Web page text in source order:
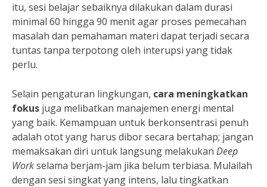
itu, sesi belajar sebaiknya dilakukan dalam durasi
minimal 60 hingga 90 menit agar proses pemecahan
masalah dan pemahaman materi dapat terjadi secara
tuntas tanpa terpotong oleh interupsi yang tidak
perlu.
Selain pengaturan lingkungan, cara meningkatkan
fokus juga melibatkan manajemen energi mental
yang baik. Kemampuan untuk berkonsentrasi penuh
adalah otot yang harus dibor secara bertahap; jangan
memaksakan diri untuk langsung melakukan Deep
Workselama berjam-jam jika belum terbiasa. Mulailah
dengan sesi singkat yang intens, lalu tingkatkan